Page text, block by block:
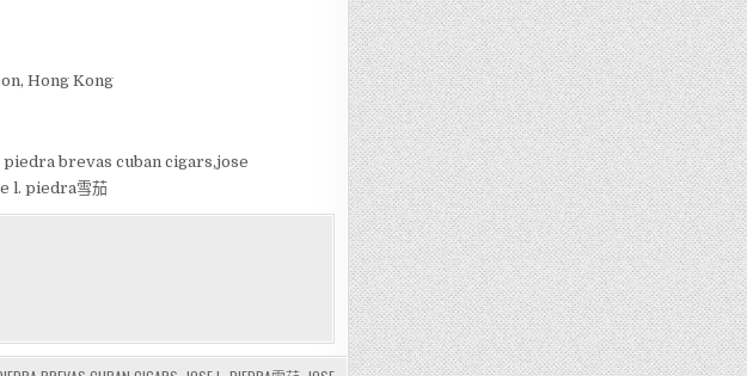
Hong Kong
brevas cuban cigars,jose
l. piedra雪茄